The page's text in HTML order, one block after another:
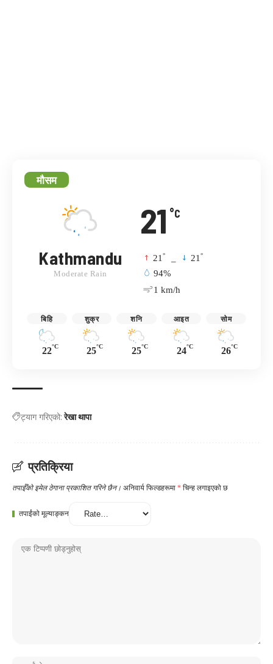
मौसम
21 °C
Kathmandu
Moderate Rain
21 ° 21 °
94%
1 km/h
बिहि
22°C
शुक्र
25°C
शनि
25°C
आइत
24°C
सोम
26°C
ट्याग गरिएको: रेखा थापा
प्रतिक्रिया
तपाईँको इमेल ठेगाना प्रकाशित गरिने छैन। अनिवार्य फिल्डहरूमा * चिन्ह लगाइएको छ
तपाईंको मूल्याङ्कन